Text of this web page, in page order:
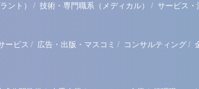
ント） / 技術・専門職系（メディカル） / サービス・
ービス / 広告・出版・マスコミ / コンサルティング /